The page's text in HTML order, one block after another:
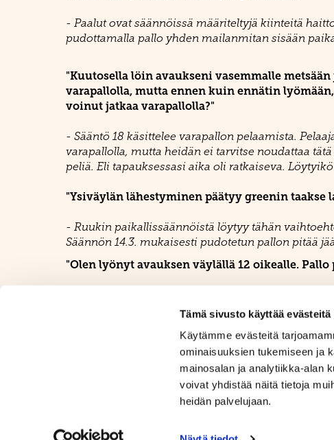
Tämä sivusto käyttää evästeitä
Käytämme evästeitä
ominaisuuksien tukemiseen ja
mainosalan ja analytiikka-alan
voivat yhdistää näitä tietoja
heidän palvelujaan.
- Paalut ovat säännöissä määriteltyjä kiinteitä
pudottamalla pallo yhden mailanmitan sisään
"Kuutosella löin avaukseni vasemmalle
varapallolla, mutta ennen kuin ennätin
voinut jatkaa varapallolla?"
- Sääntö 18 käsittelee varapallon pelaamista.
varapallolla, mutta heidän ei tarvitse noudattaa
peliä. Eli tapauksessasi aika oli ratkaiseva.
"Ysiväylän lähestyminen päätyy greenin
- Ruukin paikallissäännöistä löytyy tähän
Säännön 14.3. mukaisesti pudotetun pallon pitää
"Olen lyönyt avauksen väylällä 12 oikealle.
lähempänä lippua. Pallon pudotus yhden